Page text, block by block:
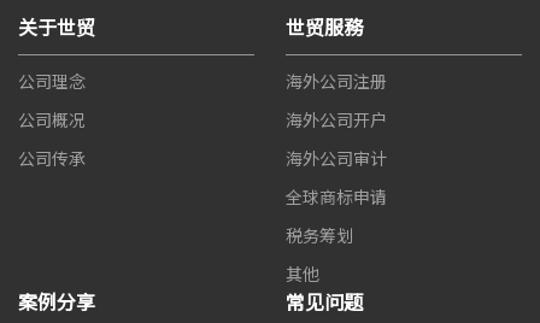
关于世贸
公司理念
公司概况
公司传承
世贸服務
海外公司注册
海外公司开户
海外公司审计
全球商标申请
税务筹划
其他
案例分享 常见问题